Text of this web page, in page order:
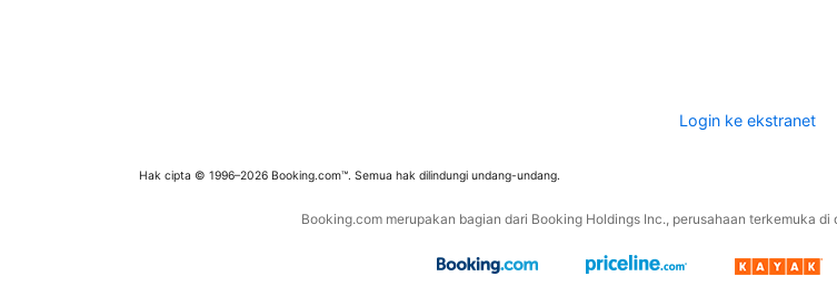
Login ke ekstranet
Hak cipta © 1996–2026 Booking.com™. Semua hak dilindungi undang-undang.
Booking.com merupakan bagian dari Booking Holdings Inc., perusahaan terkemuka